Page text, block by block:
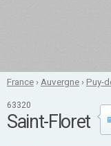
France › Auvergne ›Puy-
63320
Saint-Floret